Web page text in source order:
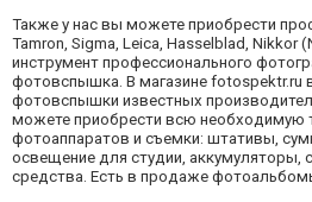
Также у нас вы можете приобрести
Tamron, Sigma, Leiсa, Hasselblad, Nikkor
инструмент профессионального
фотовспышка. В магазине fotospektr.ru
фотовспышки известных
можете приобрести всю необходимую
фотоаппаратов и съемки: штативы,
освещение для студии, аккумуляторы,
средства. Есть в продаже